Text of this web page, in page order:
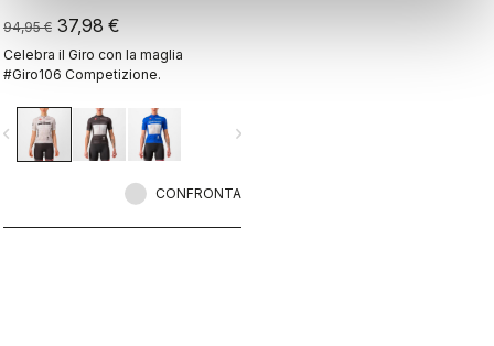
94,95 € 37,98 €
Celebra il Giro con la maglia
#Giro106 Competizione.
navigate_next
CONFRONTA